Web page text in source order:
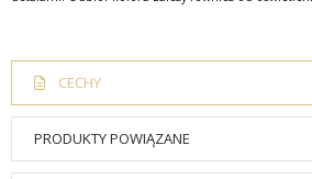
CECHY
PRODUKTY POWIĄZANE